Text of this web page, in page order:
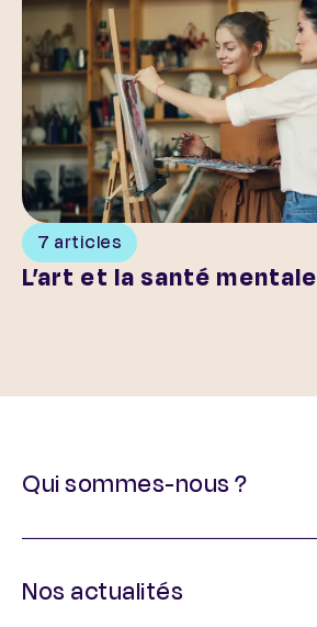
7 articles
L’art et la santé mentale
Qui sommes-nous ?
Nos actualités